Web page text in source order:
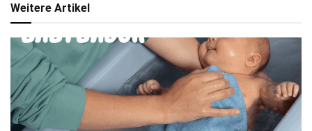
Weitere Artikel